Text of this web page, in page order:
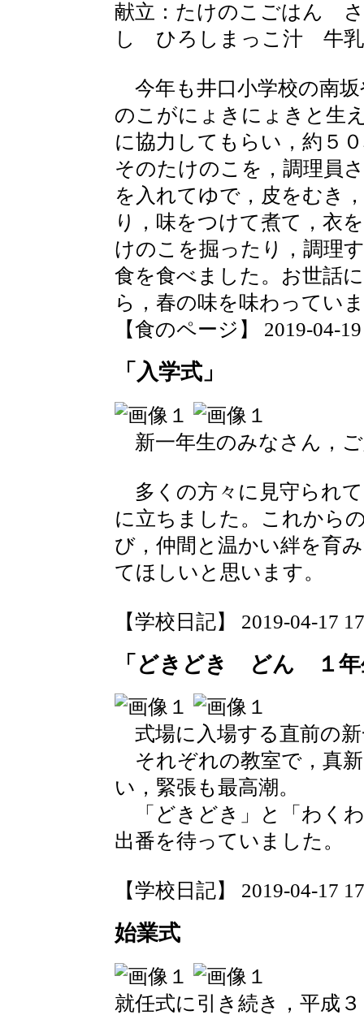
献立：たけのこごはん
し ひろしまっこ汁 牛乳
今年も井口小学校の南
のこがにょきにょきと生
に協力してもらい，約５
そのたけのこを，調理員
を入れてゆで，皮をむき
り，味をつけて煮て，衣
けのこを掘ったり，調理
食を食べました。お世話
ら，春の味を味わってい
【食のページ】 2019-04-
「入学式」
新一年生のみなさん，
多くの方々に見守られ
に立ちました。これから
び，仲間と温かい絆を育
てほしいと思います。
【学校日記】 2019-04-17
「どきどき どん １年
式場に入場する直前の
それぞれの教室で，真
い，緊張も最高潮。
「どきどき」と「わく
出番を待っていました。
【学校日記】 2019-04-17
始業式
就任式に引き続き，平成